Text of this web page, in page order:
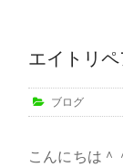
エイトリ
ブログ
こんにちは＾